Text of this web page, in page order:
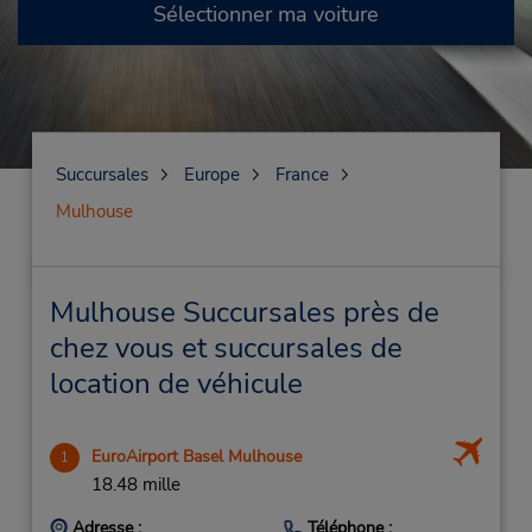
Sélectionner ma voiture
Succursales Europe
France
Mulhouse
Mulhouse Succursales près de
chez vous et succursales de
location de véhicule
1 EuroAirport Basel Mulhouse
18.48 mille